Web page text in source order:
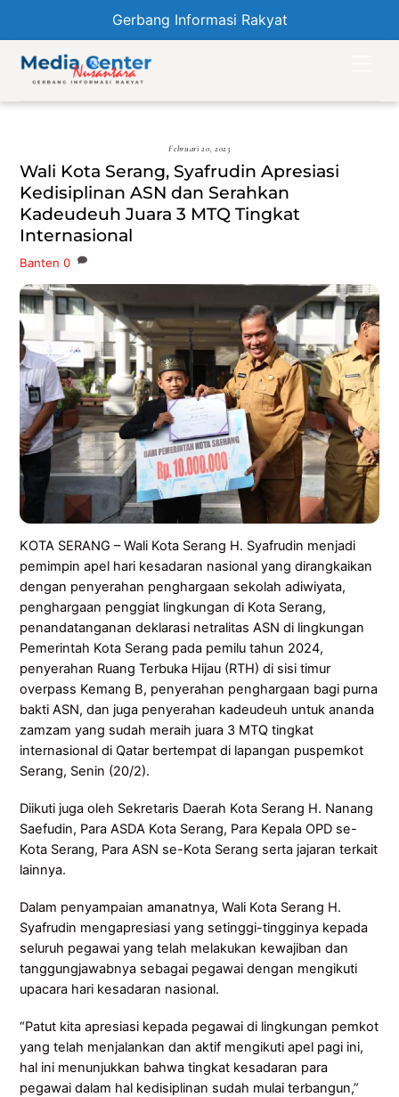
Gerbang Informasi Rakyat
content
Februari 20, 2023
Wali Kota Serang, Syafrudin Apresiasi
Kedisiplinan ASN dan Serahkan
Kadeudeuh Juara 3 MTQ Tingkat
Internasional
Banten 0
KOTA SERANG – Wali Kota Serang H. Syafrudin menjadi
pemimpin apel hari kesadaran nasional yang dirangkaikan
dengan penyerahan penghargaan sekolah adiwiyata,
penghargaan penggiat lingkungan di Kota Serang,
penandatanganan deklarasi netralitas ASN di lingkungan
Pemerintah Kota Serang pada pemilu tahun 2024,
penyerahan Ruang Terbuka Hijau (RTH) di sisi timur
overpass Kemang B, penyerahan penghargaan bagi purna
bakti ASN, dan juga penyerahan kadeudeuh untuk ananda
zamzam yang sudah meraih juara 3 MTQ tingkat
internasional di Qatar bertempat di lapangan puspemkot
Serang, Senin (20/2).
Diikuti juga oleh Sekretaris Daerah Kota Serang H. Nanang
Saefudin, Para ASDA Kota Serang, Para Kepala OPD se-
Kota Serang, Para ASN se-Kota Serang serta jajaran terkait
lainnya.
Dalam penyampaian amanatnya, Wali Kota Serang H.
Syafrudin mengapresiasi yang setinggi-tingginya kepada
seluruh pegawai yang telah melakukan kewajiban dan
tanggungjawabnya sebagai pegawai dengan mengikuti
upacara hari kesadaran nasional.
“Patut kita apresiasi kepada pegawai di lingkungan pemkot
yang telah menjalankan dan aktif mengikuti apel pagi ini,
hal ini menunjukkan bahwa tingkat kesadaran para
pegawai dalam hal kedisiplinan sudah mulai terbangun,”